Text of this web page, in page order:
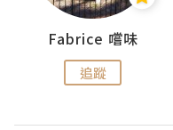
Fabrice 嚐味
追蹤